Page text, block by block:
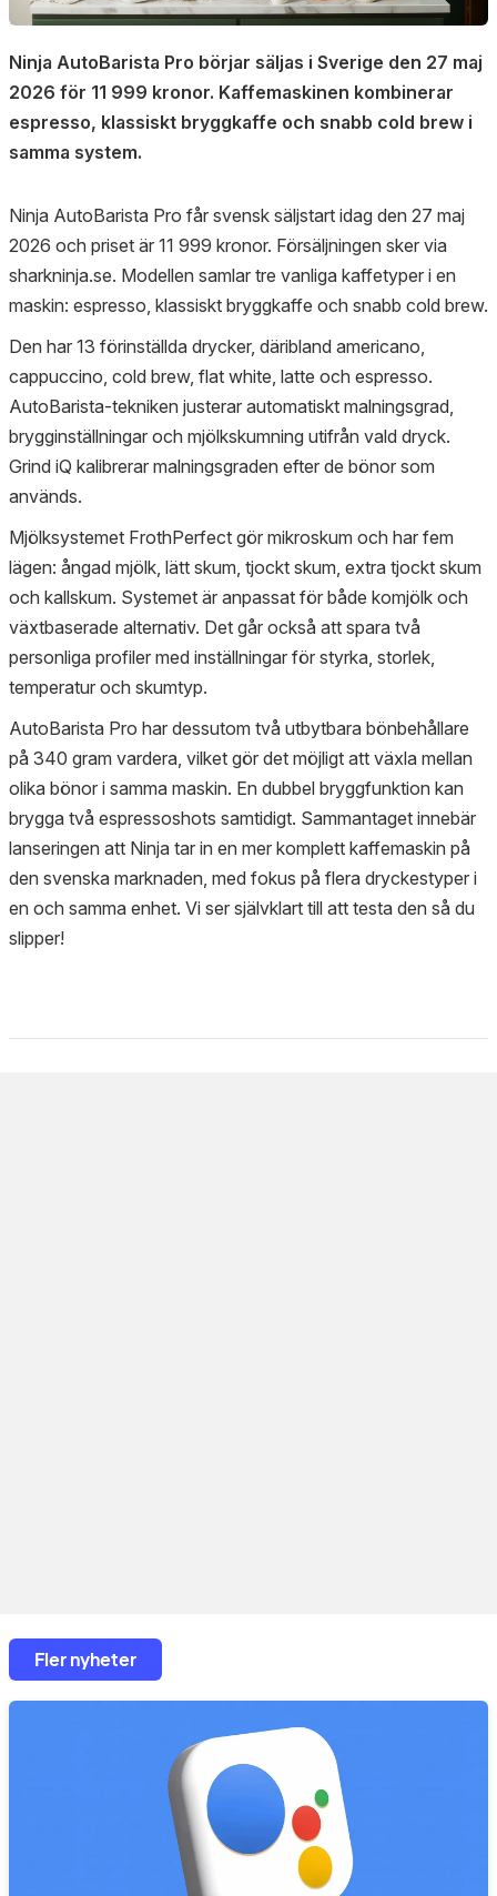
Ninja AutoBarista Pro börjar säljas i Sverige den 27 maj
2026 för 11 999 kronor. Kaffemaskinen kombinerar
espresso, klassiskt bryggkaffe och snabb cold brew i
samma system.
Ninja AutoBarista Pro får svensk säljstart idag den 27 maj
2026 och priset är 11 999 kronor. Försäljningen sker via
sharkninja.se. Modellen samlar tre vanliga kaffetyper i en
maskin: espresso, klassiskt bryggkaffe och snabb cold brew.
Den har 13 förinställda drycker, däribland americano,
cappuccino, cold brew, flat white, latte och espresso.
AutoBarista-tekniken justerar automatiskt malningsgrad,
brygginställningar och mjölkskumning utifrån vald dryck.
Grind iQ kalibrerar malningsgraden efter de bönor som
används.
Mjölksystemet FrothPerfect gör mikroskum och har fem
lägen: ångad mjölk, lätt skum, tjockt skum, extra tjockt skum
och kallskum. Systemet är anpassat för både komjölk och
växtbaserade alternativ. Det går också att spara två
personliga profiler med inställningar för styrka, storlek,
temperatur och skumtyp.
AutoBarista Pro har dessutom två utbytbara bönbehållare
på 340 gram vardera, vilket gör det möjligt att växla mellan
olika bönor i samma maskin. En dubbel bryggfunktion kan
brygga två espressoshots samtidigt. Sammantaget innebär
lanseringen att Ninja tar in en mer komplett kaffemaskin på
den svenska marknaden, med fokus på flera dryckestyper i
en och samma enhet. Vi ser självklart till att testa den så du
slipper!
Fler nyheter